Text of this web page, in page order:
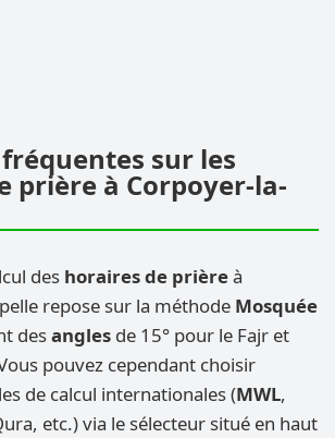
sur les
prière à Corpoyer-la-
des horaires de prièreà
repose sur la méthode Mosquée
desangles de 15° pour le Fajr et
pouvez cependant choisir
de calcul internationales (MWL,
etc.) via le sélecteur situé en haut